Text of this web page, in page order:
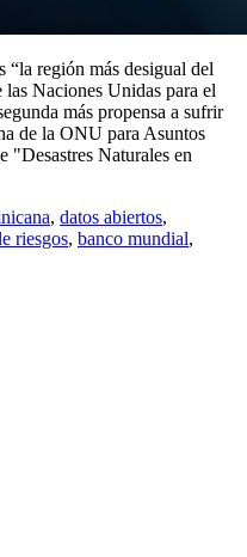
región más desigual del
Naciones Unidas para el
más propensa a sufrir
de la ONU para Asuntos
Naturales en
, datos abiertos,
riesgos, banco mundial,